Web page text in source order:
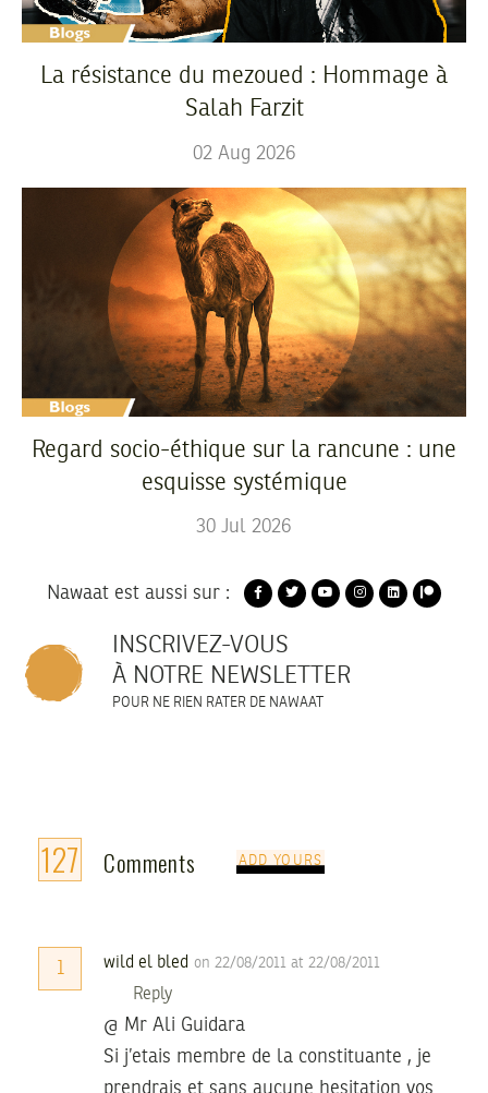
La résistance du mezoued : Hommage à
Salah Farzit
02 Aug 2026
Regard socio-éthique sur la rancune : une
esquisse systémique
30 Jul 2026
Nawaat est aussi sur :
INSCRIVEZ-VOUS
À NOTRE NEWSLETTER
POUR NE RIEN RATER DE NAWAAT
127 Comments ADD YOURS
1 wild el bled on 22/08/2011 at 22/08/2011
Reply
@ Mr Ali Guidara
Si j’etais membre de la constituante , je
prendrais et sans aucune hesitation vos